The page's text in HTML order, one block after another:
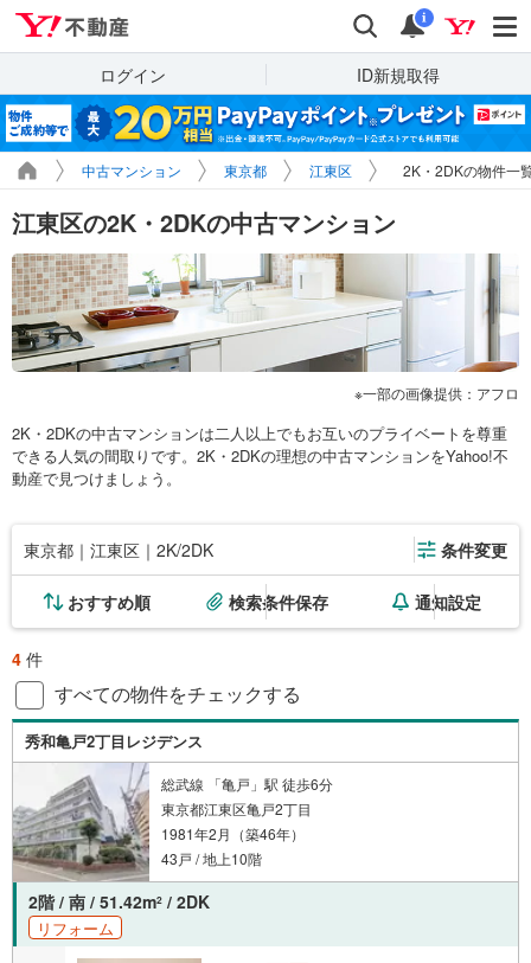
検索 通知
i
ログイン ID新規取得
中古マンション 東京都 江東区 2K・2DKの物件一
江東区の2K・2DKの中古マンション
一部の画像提供：アフロ
2K・2DKの中古マンションは二人以上でもお互いのプライベートを尊重
できる人気の間取りです。2K・2DKの理想の中古マンションをYahoo!不
動産で見つけましょう。
東京都｜江東区｜2K/2DK 条件変更
おすすめ順 検索条件保存 通知設定
4 件
すべての物件をチェックする
秀和亀戸2丁目レジデンス
総武線 「亀戸」駅 徒歩6分
東京都江東区亀戸2丁目
1981年2月（築46年）
43戸 / 地上10階
2階 / 南 / 51.42m2 / 2DK
リフォーム